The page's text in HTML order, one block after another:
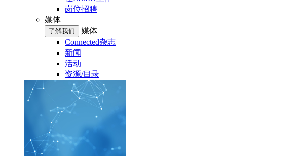
岗位招聘
媒体
了解我们
媒体
Connected杂志
新闻
活动
资源/目录